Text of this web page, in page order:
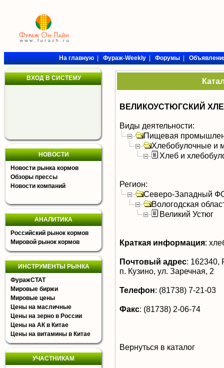
На главную|Фураж-Weekly|Форумы|
ВХОД В СИСТЕМУ
НОВОСТИ
Новости рынка кормов
Обзоры прессы
Новости компаний
АНАЛИТИКА
Российский рынок кормов
Мировой рынок кормов
ИНСТРУМЕНТЫ РЫНКА
ФуражСТАТ
Мировые биржи
Мировые цены
Цены на масличные
Цены на зерно в России
Цены на АК в Китае
Цены на витамины в Китае
УЧАСТНИКАМ
ВЕЛИКОУСТЮГСКИЙ
Виды деятельности:
Пищевая
Хлебобулочные и
Хлеб и
Регион:
Северо-Западный
Вологодская
Великий Устюг
Краткая информация:
Почтовый адрес: 162340,
п. Кузино, ул. Заречная, 2
Телефон: (81738) 7-21-03
Факс: (81738) 2-06-74
Вернуться в каталог